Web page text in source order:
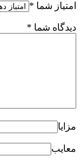
امتیاز شما *
دیدگاه شما *
مزایا
معایب